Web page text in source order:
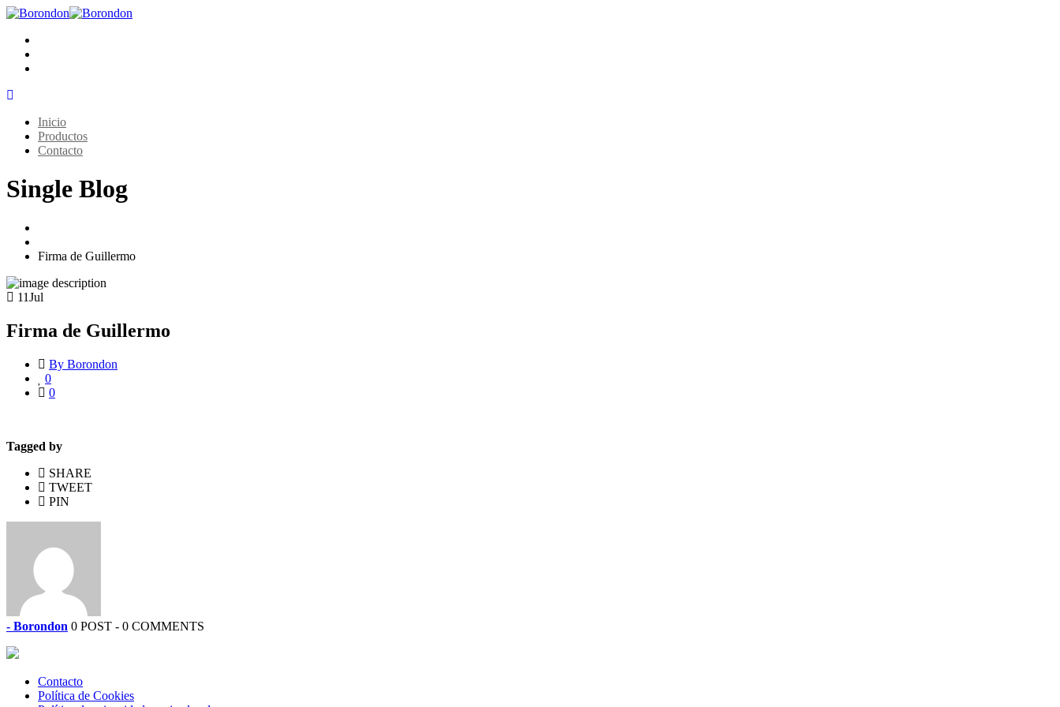
Inicio
Productos
Contacto
Single Blog
Firma de Guillermo
11Jul
Firma de Guillermo
By Borondon
0
0
Tagged by
SHARE
TWEET
PIN
- Borondon 0 POST - 0 COMMENTS
Contacto
Política de Cookies